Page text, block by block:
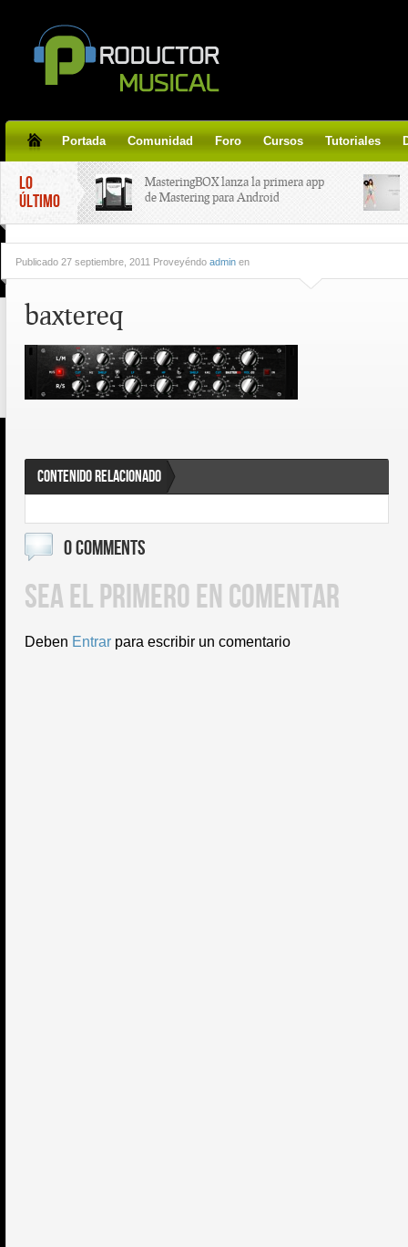
Portada Comunidad Foro Cursos Tutoriales
LO
ÚLTIMO
MasteringBOX lanza la primera app
de Mastering para Android
line gratis!
Tutorial de CLA Effects, aprende a
aplicar efectos a tus voces.
Publicado 27 septiembre, 2011 Proveyéndo admin en
baxtereq
CONTENIDO RELACIONADO
0 COMMENTS
SEA EL PRIMERO EN COMENTAR
Deben Entrar para escribir un comentario